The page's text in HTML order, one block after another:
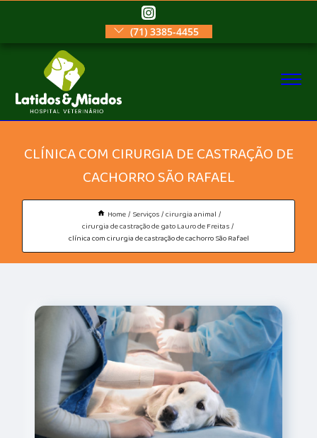
(71) 3385-4455
CLÍNICA COM CIRURGIA DE CASTRAÇÃO DE
CACHORRO SÃO RAFAEL
Home Serviços cirurgia animal
cirurgia de castração de gato Lauro de Freitas
clínica com cirurgia de castração de cachorro São Rafael